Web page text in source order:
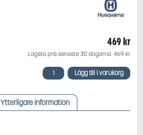
469kr
Lägsta pris senaste 30 dagarna: 469 kr
Husqvarna
Lyftsax
Lägg till i varukorg
Ytterligare information